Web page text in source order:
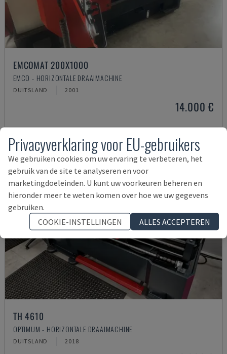
EMCOMAT 200X1000
EMCO - HORIZONTALE DRAAIMACHINE
DUITSLAND 2001
14.000 €
TH 4610
OPTIMUM - HORIZONTALE DRAAIMACHINE
DUITSLAND 2018
Privacyverklaring voor EU-gebruikers
We gebruiken cookies om uw ervaring te verbeteren, het
gebruik van de site te analyseren en voor
marketingdoeleinden. U kunt uw voorkeuren beheren en
hieronder meer te weten komen over hoe we uw gegevens
gebruiken.
COOKIE-INSTELLINGEN
ALLES ACCEPTEREN